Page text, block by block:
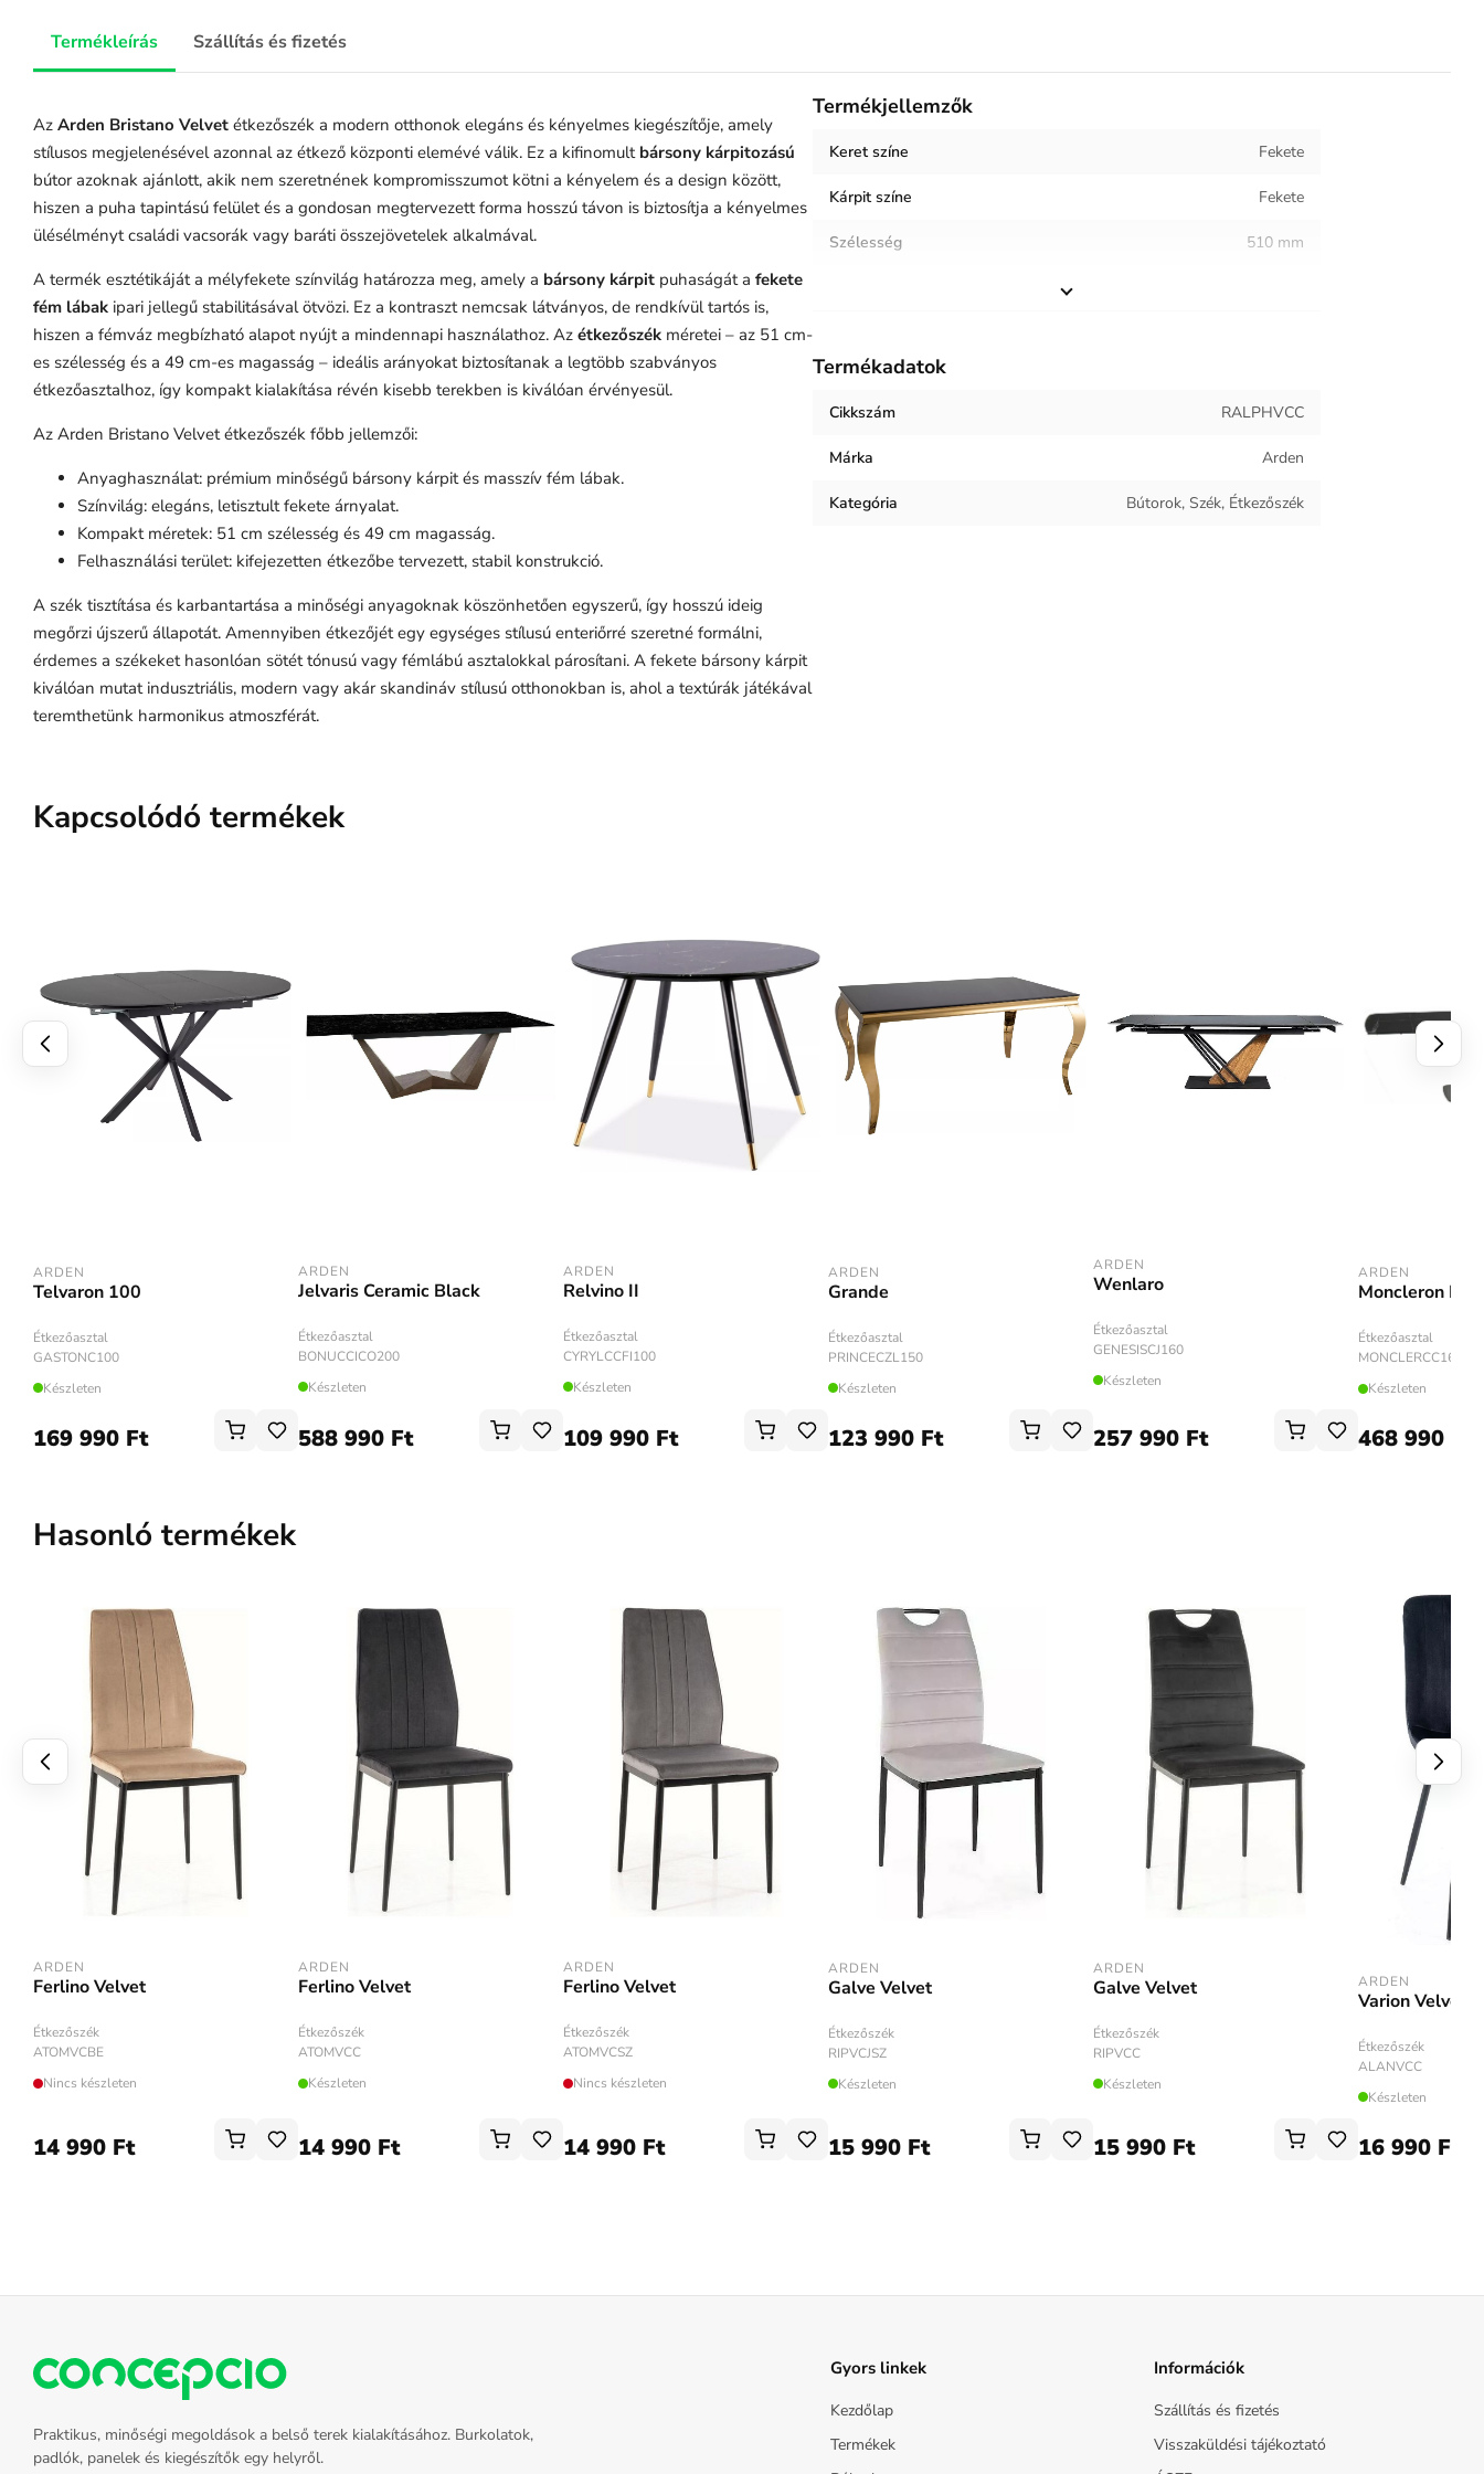
Termékleírás Szállítás és fizetés
Az Arden Bristano Velvet étkezőszék a modern otthonok elegáns és kényelmes kiegészítője, amely
stílusos megjelenésével azonnal az étkező központi elemévé válik. Ez a kifinomult bársony kárpitozású
bútor azoknak ajánlott, akik nem szeretnének kompromisszumot kötni a kényelem és a design között,
hiszen a puha tapintású felület és a gondosan megtervezett forma hosszú távon is biztosítja a kényelmes
ülésélményt családi vacsorák vagy baráti összejövetelek alkalmával.
A termék esztétikáját a mélyfekete színvilág határozza meg, amely a bársony kárpit puhaságát a fekete
fém lábak ipari jellegű stabilitásával ötvözi. Ez a kontraszt nemcsak látványos, de rendkívül tartós is,
hiszen a fémváz megbízható alapot nyújt a mindennapi használathoz. Az étkezőszék méretei – az 51 cm-
es szélesség és a 49 cm-es magasság – ideális arányokat biztosítanak a legtöbb szabványos
étkezőasztalhoz, így kompakt kialakítása révén kisebb terekben is kiválóan érvényesül.
Az Arden Bristano Velvet étkezőszék főbb jellemzői:
Anyaghasználat: prémium minőségű bársony kárpit és masszív fém lábak.
Színvilág: elegáns, letisztult fekete árnyalat.
Kompakt méretek: 51 cm szélesség és 49 cm magasság.
Felhasználási terület: kifejezetten étkezőbe tervezett, stabil konstrukció.
A szék tisztítása és karbantartása a minőségi anyagoknak köszönhetően egyszerű, így hosszú ideig
megőrzi újszerű állapotát. Amennyiben étkezőjét egy egységes stílusú enteriőrré szeretné formálni,
érdemes a székeket hasonlóan sötét tónusú vagy fémlábú asztalokkal párosítani. A fekete bársony kárpit
kiválóan mutat indusztriális, modern vagy akár skandináv stílusú otthonokban is, ahol a textúrák játékával
teremthetünk harmonikus atmoszférát.
Termékjellemzők
Keret színe Fekete
Kárpit színe Fekete
Szélesség 510 mm
Termék súlya
Keret anyaga Fém
Kárpit anyaga Bársony
Termékadatok
Cikkszám RALPHVCC
Márka Arden
Kategória Bútorok, Szék, Étkezőszék
Kapcsolódó termékek
ARDEN
Telvaron 100
Étkezőasztal
GASTONC100
Készleten
169 990 Ft
ARDEN
Jelvaris Ceramic Black
Étkezőasztal
BONUCCICO200
Készleten
588 990 Ft
ARDEN
Relvino II
Étkezőasztal
CYRYLCCFI100
Készleten
109 990 Ft
ARDEN
Grande
Étkezőasztal
PRINCECZL150
Készleten
123 990 Ft
ARDEN
Wenlaro
Étkezőasztal
GENESISCJ160
Készleten
257 990 Ft
ARDEN
Moncleron
Étkezőasztal
MONCLERCC160
Készleten
468 990 Ft
Hasonló termékek
ARDEN
Ferlino Velvet
Étkezőszék
ATOMVCBE
Nincs készleten
14 990 Ft
ARDEN
Ferlino Velvet
Étkezőszék
ATOMVCC
Készleten
14 990 Ft
ARDEN
Ferlino Velvet
Étkezőszék
ATOMVCSZ
Nincs készleten
14 990 Ft
ARDEN
Galve Velvet
Étkezőszék
RIPVCJSZ
Készleten
15 990 Ft
ARDEN
Galve Velvet
Étkezőszék
RIPVCC
Készleten
15 990 Ft
ARDEN
Varion Velvet
Étkezőszék
ALANVCC
Készleten
16 990 Ft
Praktikus, minőségi megoldások a belső terek kialakításához. Burkolatok,
padlók, panelek és kiegészítők egy helyről.
Gyors linkek
Kezdőlap
Termékek
Információk
Szállítás és fizetés
Visszaküldési tájékoztató